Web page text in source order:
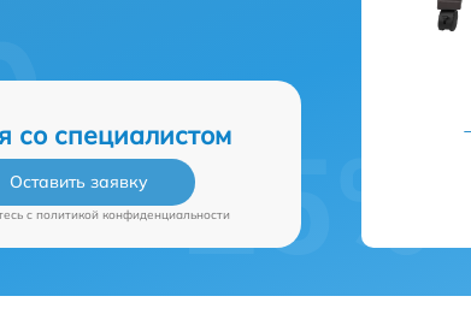
со специалистом
Оставить заявку
c политикой конфиденциальности